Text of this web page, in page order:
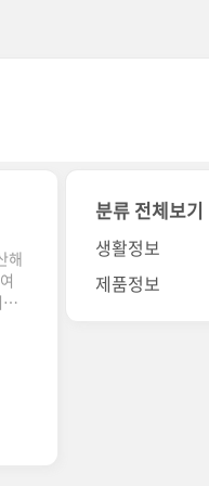
해
분류 전체보기
생활정보
제품정보